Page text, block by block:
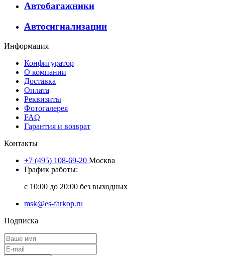
Автобагажники
Автосигнализации
Информация
Конфигуратор
О компании
Доставка
Оплата
Реквизиты
Фотогалерея
FAQ
Гарантия и возврат
Контакты
+7 (495) 108-69-20 Москва
График работы:
с 10:00 до 20:00 без выходных
msk@es-farkop.ru
Подписка